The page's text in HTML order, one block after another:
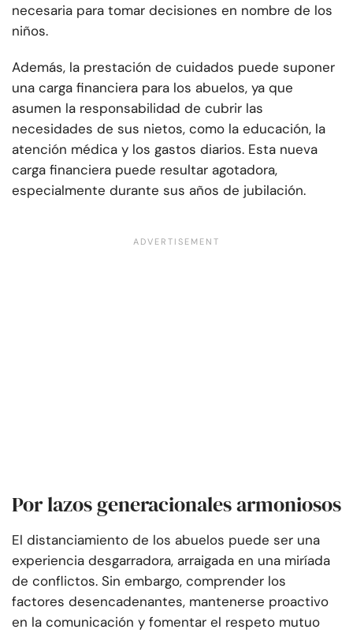
necesaria para tomar decisiones en nombre de los
niños.
Además, la prestación de cuidados puede suponer
una carga financiera para los abuelos, ya que
asumen la responsabilidad de cubrir las
necesidades de sus nietos, como la educación, la
atención médica y los gastos diarios. Esta nueva
carga financiera puede resultar agotadora,
especialmente durante sus años de jubilación.
Por lazos generacionales armoniosos
El distanciamiento de los abuelos puede ser una
experiencia desgarradora, arraigada en una miríada
de conflictos. Sin embargo, comprender los
factores desencadenantes, mantenerse proactivo
en la comunicación y fomentar el respeto mutuo